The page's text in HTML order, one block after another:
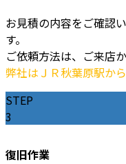
お見積の内容をご確認
す。
ご依頼方法は、ご来店
弊社はＪＲ秋葉原駅か
STEP
3
復旧作業